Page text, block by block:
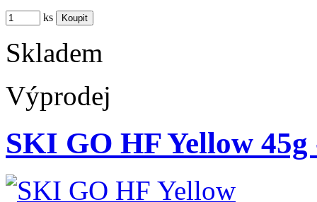
ks
Skladem
Výprodej
SKI GO HF Yellow